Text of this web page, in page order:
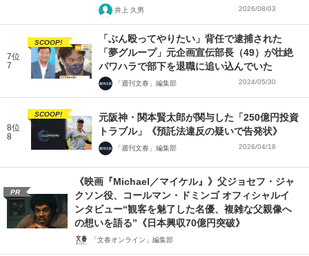
井上 久男 2026/08/03
7位
7
SCOOP!
「ぶん殴ってやりたい」背任で逮捕された
「夢グループ」元企画宣伝部長（49）が壮絶
パワハラで部下を退職に追い込んでいた
「週刊文春」編集部 2024/05/30
8位
8
SCOOP!
元阪神・関本賢太郎が関与した「250億円投資
トラブル」《預託法違反の疑いで告発状》
「週刊文春」編集部 2026/04/18
PR
《映画『Michael／マイケル』》父ジョセフ・ジャ
クソン役、コールマン・ドミンゴ オフィシャルイ
ンタビュー“観客を魅了した名優、複雑な父親像へ
の想いを語る”《日本興収70億円突破》
「文春オンライン」編集部